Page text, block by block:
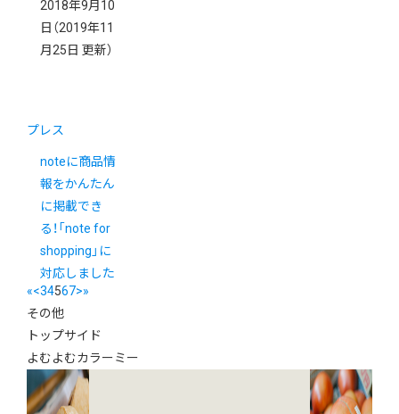
2018年9月10
日 （2019年11
月25日 更新）
プレス
noteに商品情
報をかんたん
に掲載でき
る！「note for
shopping」に
対応しました
«<34567>»
その他
トップサイド
よむよむカラーミー